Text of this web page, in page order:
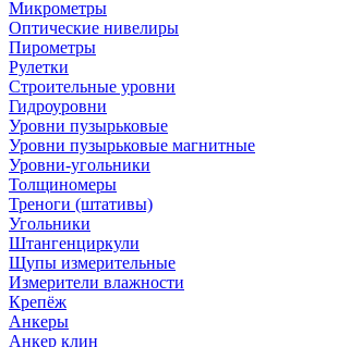
Микрометры
Оптические нивелиры
Пирометры
Рулетки
Строительные уровни
Гидроуровни
Уровни пузырьковые
Уровни пузырьковые магнитные
Уровни-угольники
Толщиномеры
Треноги (штативы)
Угольники
Штангенциркули
Щупы измерительные
Измерители влажности
Крепёж
Анкеры
Анкер клин